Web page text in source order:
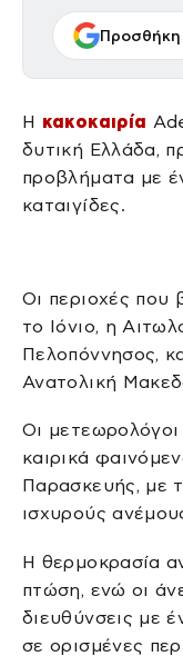
Προσθήκη
Η κακοκαιρία
δυτική Ελλάδα,
προβλήματα με
καταιγίδες.
Οι περιοχές που
το Ιόνιο, η
Πελοπόννησος,
Ανατολική
Οι μετεωρολόγοι
καιρικά
Παρασκευής, με
ισχυρούς
Η θερμοκρασία
πτώση, ενώ οι
διευθύνσεις με
σε ορισμένες